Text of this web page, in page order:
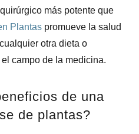
más potente que
Plantas promueve la salud
otra dieta o
campo de la medicina.
de una
de plantas?